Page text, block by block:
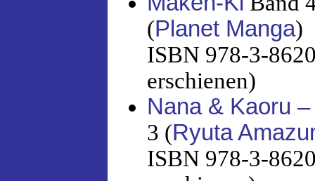
(Planet Manga)
ISBN 978-3-
erschienen)
Nana & Kaoru
3 (Ryuta
ISBN 978-3-